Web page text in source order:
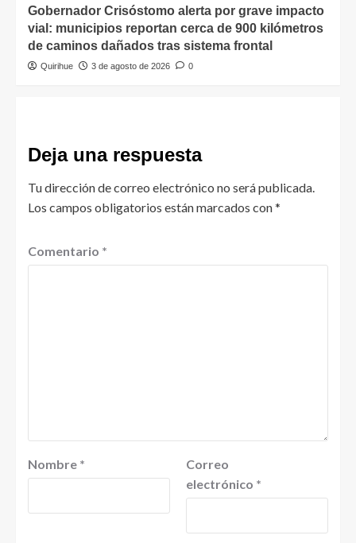
Gobernador Crisóstomo alerta por grave impacto
vial: municipios reportan cerca de 900 kilómetros
de caminos dañados tras sistema frontal
Quirihue 3 de agosto de 2026 0
Deja una respuesta
Tu dirección de correo electrónico no será publicada.
Los campos obligatorios están marcados con*
Comentario *
Nombre *
Correo
electrónico *